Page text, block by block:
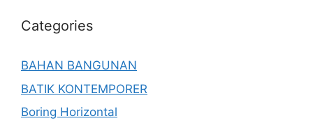
Categories
BAHAN BANGUNAN
BATIK KONTEMPORER
Boring Horizontal